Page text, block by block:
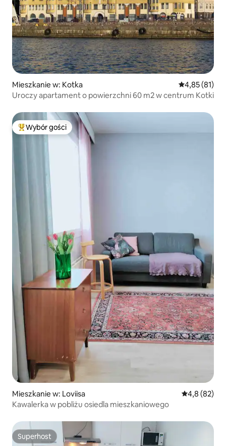
Mieszkanie w: Kotka Średnia
4,85 (81)
Uroczy apartament o powierzchni 60 m2 w centrum Kotki
Najpopularniejsze z kategorii Wybór gości
Wybór gości
Mieszkanie w: Loviisa Średnia
4,8 (82)
Kawalerka w pobliżu osiedla mieszkaniowego
Superhost
Superhost